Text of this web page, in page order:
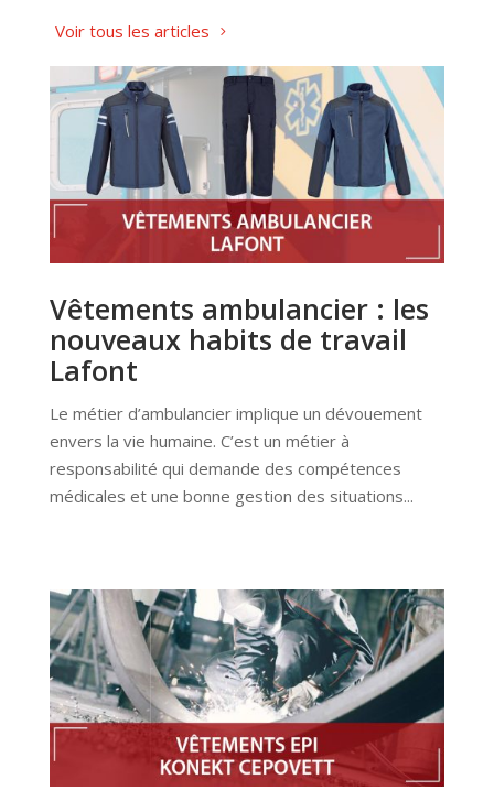
Voir tous les articles
Vêtements ambulancier : les
nouveaux habits de travail
Lafont
Le métier d’ambulancier implique un dévouement
envers la vie humaine. C’est un métier à
responsabilité qui demande des compétences
médicales et une bonne gestion des situations...